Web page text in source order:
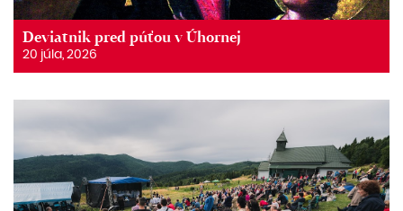
Deviatnik pred púťou v Úhornej
20 júla, 2026